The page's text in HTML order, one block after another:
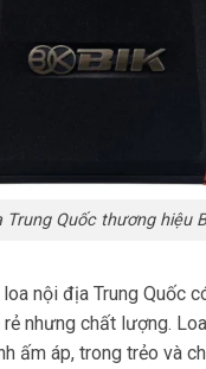
Trung Quốc thương hiệu
nội địa Trung Quốc
nhưng chất lượng.
ấm áp, trong trẻo và